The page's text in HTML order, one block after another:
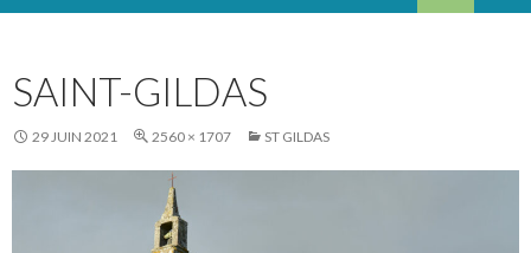
SAINT-GILDAS
29 JUIN 2021 2560 × 1707 ST GILDAS